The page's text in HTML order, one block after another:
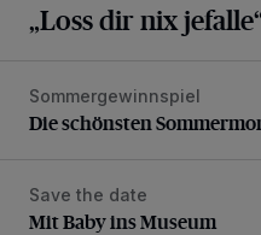
„Loss dir nix
Die schönsten
Sommergewinnspiel
Die schönsten
Mit Baby ins Museum
Save the date
Mit Baby ins Museum